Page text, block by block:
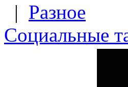
| Разное
Социальные